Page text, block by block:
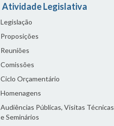
Atividade Legislativa
Legislação
Proposições
Reuniões
Comissões
Ciclo Orçamentário
Homenagens
Audiências Públicas, Visitas Técnicas
e Seminários